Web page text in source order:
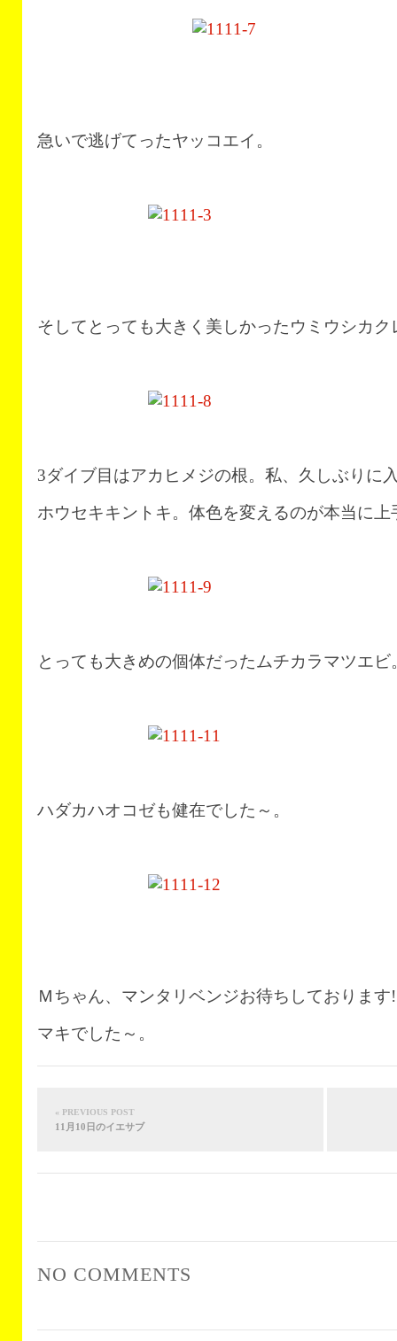
急いで逃げてったヤッコエイ。
そしてとっても大きく美しかったウミウシカク
3ダイブ目はアカヒメジの根。私、久しぶりに
ホウセキキントキ。体色を変えるのが本当に上
とっても大きめの個体だったムチカラマツエビ
ハダカハオコゼも健在でした～。
Ｍちゃん、マンタリベンジお待ちしております
マキでした～。
« PREVIOUS POST
11月10日のイエサブ
NO COMMENTS